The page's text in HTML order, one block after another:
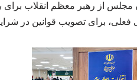
مجلس از رهبر معظم انقلاب
فعلی، برای تصویب قوانین در